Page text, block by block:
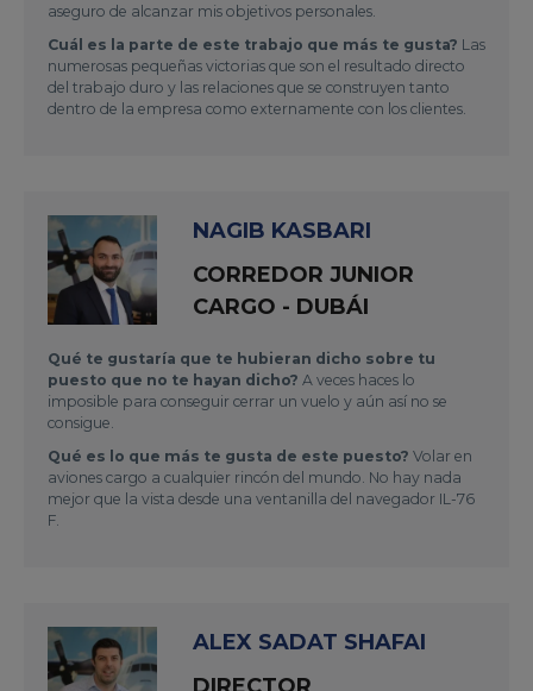
aseguro de alcanzar mis objetivos personales.
Cuál es la parte de este trabajo que más te gusta? Las
numerosas pequeñas victorias que son el resultado directo
del trabajo duro y las relaciones que se construyen tanto
dentro de la empresa como externamente con los clientes.
NAGIB KASBARI
CORREDOR JUNIOR
CARGO - DUBÁI
Qué te gustaría que te hubieran dicho sobre tu
puesto que no te hayan dicho? A veces haces lo
imposible para conseguir cerrar un vuelo y aún así no se
consigue.
Qué es lo que más te gusta de este puesto? Volar en
aviones cargo a cualquier rincón del mundo. No hay nada
mejor que la vista desde una ventanilla del navegador IL-76
F.
ALEX SADAT SHAFAI